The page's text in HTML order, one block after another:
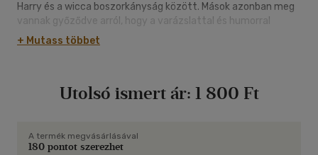
Harry és a wicca boszorkányság között. Mások azonban meg
vannak győződve arról, hogy a varázslattal és humorral
átszőtt történetek mögött sötét szellemi erők lapulnak.
Elképzelhető, hogy J. K. Rowling bestseller könyvei - esetleg
rajongók felkiáltanak: "Ez ostobaság!" A másik oldalon viszont
+ Mutass többet
Utolsó ismert ár: 1 800 Ft
A termék megvásárlásával
180 pontot szerezhet